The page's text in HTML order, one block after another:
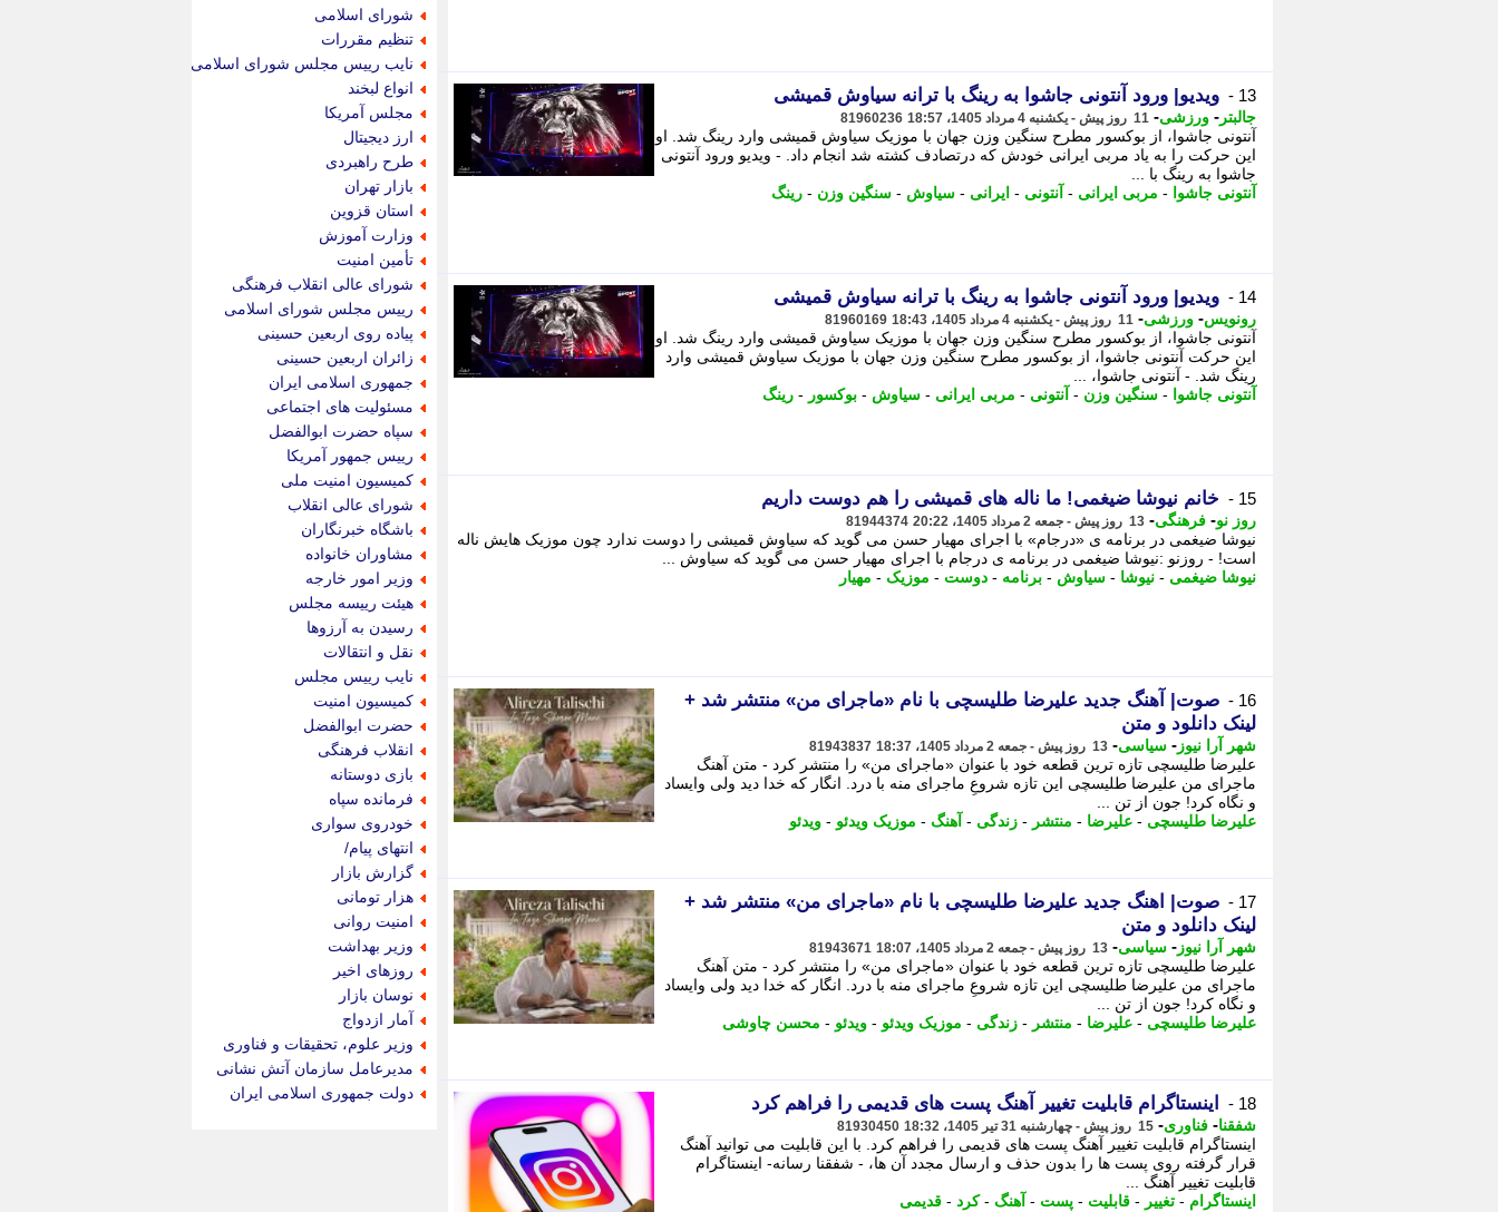
13 - ویدیو| ورود آنتونی جاشوا به رینگ با ترانه سیاوش قمیشی
جالبتر - ورزشی- 11 روز پیش - یکشنبه 4 مرداد 1405، 18:57 81960236
آنتونی جاشوا، از بوکسور مطرح سنگین وزن جهان با موزیک سیاوش قمیشی وارد رینگ شد. او
این حرکت را به یاد مربی ایرانی خودش که درتصادف کشته شد انجام داد. - ویدیو ورود آنتونی
جاشوا به رینگ با ...
آنتونی جاشوا
- مربی ایرانی - آنتونی - ایرانی - سیاوش - سنگین وزن - رینگ
14 - ویدیو| ورود آنتونی جاشوا به رینگ با ترانه سیاوش قمیشی
رونویس- ورزشی- 11 روز پیش - یکشنبه 4 مرداد 1405، 18:43 81960169
آنتونی جاشوا، از بوکسور مطرح سنگین وزن جهان با موزیک سیاوش قمیشی وارد رینگ شد. او
این حرکت آنتونی جاشوا، از بوکسور مطرح سنگین وزن جهان با موزیک سیاوش قمیشی وارد
رینگ شد. - آنتونی جاشوا، ...
آنتونی جاشوا
- سنگین وزن - آنتونی - مربی ایرانی - سیاوش - بوکسور - رینگ
15 - خانم نیوشا ضیغمی! ما ناله های قمیشی را هم دوست داریم
روز نو- فرهنگی- 13 روز پیش - جمعه 2 مرداد 1405، 20:22 81944374
نیوشا ضیغمی در برنامه ی «درجام» با اجرای مهیار حسن می گوید که سیاوش قمیشی را دوست ندارد چون موزیک هایش ناله
است! - روزنو :نیوشا ضیغمی در برنامه ی درجام با اجرای مهیار حسن می گوید که سیاوش ...
نیوشا ضیغمی - نیوشا - سیاوش - برنامه - دوست - موزیک - مهیار
16 -
صوت| آهنگ جدید علیرضا طلیسچی با نام «ماجرای من» منتشر شد +
لینک دانلود و متن
شهر آرا نیوز - سیاسی- 13 روز پیش - جمعه 2 مرداد 1405، 18:37 81943837
علیرضا طلیسچی تازه ترین قطعه خود با عنوان «ماجرای من» را منتشر کرد - متن آهنگ
ماجرای من علیرضا طلیسچی این تازه شروعِ ماجرای منه با درد. انگار که خدا دید ولی وایساد
و نگاه کرد! جون از تن ...
علیرضا طلیسچی - علیرضا - منتشر - زندگی - آهنگ - موزیک ویدئو - ویدئو
17 -
صوت| اهنگ جدید علیرضا طلیسچی با نام «ماجرای من» منتشر شد +
لینک دانلود و متن
شهر آرا نیوز - سیاسی- 13 روز پیش - جمعه 2 مرداد 1405، 18:07 81943671
علیرضا طلیسچی تازه ترین قطعه خود با عنوان «ماجرای من» را منتشر کرد - متن آهنگ
ماجرای من علیرضا طلیسچی این تازه شروعِ ماجرای منه با درد. انگار که خدا دید ولی وایساد
و نگاه کرد! جون از تن ...
علیرضا طلیسچی - علیرضا - منتشر - زندگی - موزیک ویدئو - ویدئو - محسن چاوشی
18 - اینستاگرام قابلیت تغییر آهنگ پست های قدیمی را فراهم کرد
شفقنا- فناوری- 15 روز پیش - چهارشنبه 31 تیر 1405، 18:32 81930450
اینستاگرام قابلیت تغییر آهنگ پست های قدیمی را فراهم کرد. با این قابلیت می توانید آهنگ
قرار گرفته روی پست ها را بدون حذف و ارسال مجدد آن ها، - شفقنا رسانه- اینستاگرام
قابلیت تغییر آهنگ ...
اینستاگرام - تغییر - قابلیت - پست - آهنگ -کرد - قدیمی
شورای اسلامی
تنظیم مقررات
نایب رییس مجلس شورای اسلامی
انواع لبخند
مجلس آمریکا
ارز دیجیتال
طرح راهبردی
بازار تهران
استان قزوین
وزارت آموزش
تأمین امنیت
شورای عالی انقلاب فرهنگی
رییس مجلس شورای اسلامی
پیاده روی اربعین حسینی
زائران اربعین حسینی
جمهوری اسلامی ایران
مسئولیت های اجتماعی
سپاه حضرت ابوالفضل
رییس جمهور آمریکا
کمیسیون امنیت ملی
شورای عالی انقلاب
باشگاه خبرنگاران
مشاوران خانواده
وزیر امور خارجه
هیئت رییسه مجلس
رسیدن به آرزوها
نقل و انتقالات
نایب رییس مجلس
کمیسیون امنیت
حضرت ابوالفضل
انقلاب فرهنگی
بازی دوستانه
فرمانده سپاه
خودروی سواری
انتهای پیام/
گزارش بازار
هزار تومانی
امنیت روانی
وزیر بهداشت
روزهای اخیر
نوسان بازار
آمار ازدواج
وزیر علوم، تحقیقات و فناوری
مدیرعامل سازمان آتش نشانی
دولت جمهوری اسلامی ایران